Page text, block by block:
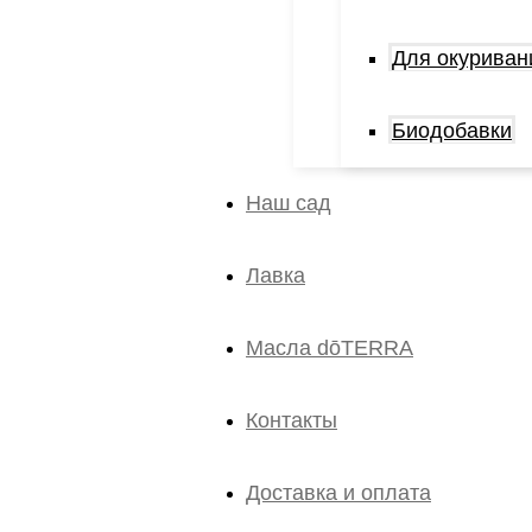
Для
Биодобавки
Наш сад
Лавка
Масла dōTERRA
Контакты
Доставка и оплата